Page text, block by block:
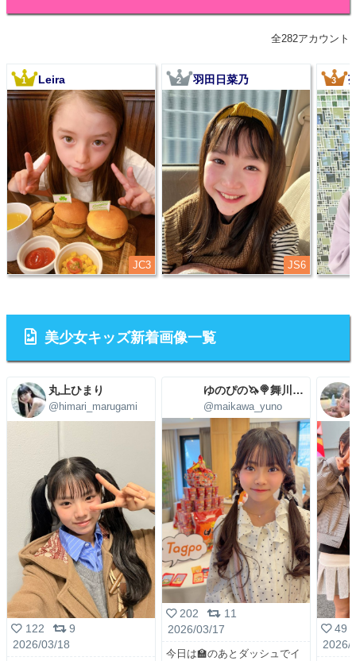
全282アカウント
1 Leira
JC3
2 羽田日菜乃
JS6
3
美少女キッズ新着画像一覧
丸上ひまり
@himari_marugami
122
9
2026/03/18
ゆのぴの🦄🍭舞川ゆの🩷4/29(水)㊗5周年LIVE
@maikawa_yuno
202
11
2026/03/17
今日は🏫のあとダッシュでイ
49
2026/